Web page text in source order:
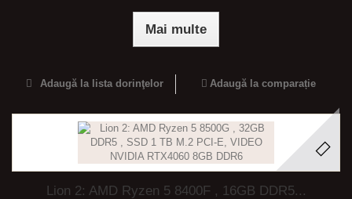
Mai multe
Adaugă la lista dorinţelor Adaugă la comparație
Lion 2: AMD Ryzen 5 8400F , 16GB DDR5...